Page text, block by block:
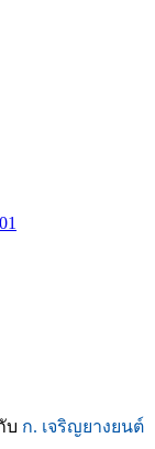
บ ก. เจริญยางยนต์